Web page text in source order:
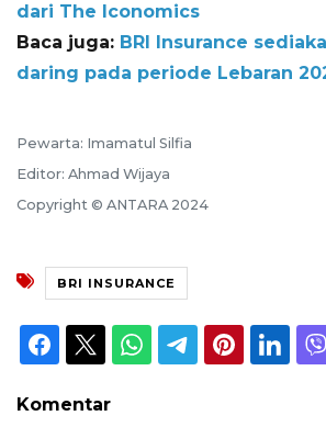
dari The Iconomics
Baca juga: BRI Insurance
daring pada periode Lebaran
Pewarta: Imamatul Silfia
Editor: Ahmad Wijaya
Copyright © ANTARA 2024
BRI INSURANCE
Komentar